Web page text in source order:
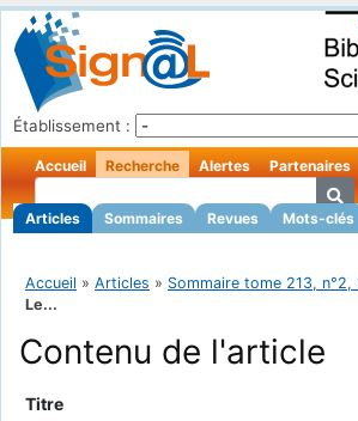
Établissement :
Accueil Recherche
Articles Sommaires Revues Mots-clés
Alertes Partenaires
Accueil » Articles » Sommaire tome 213, n°2,
Le...
Contenu de l'article
Titre